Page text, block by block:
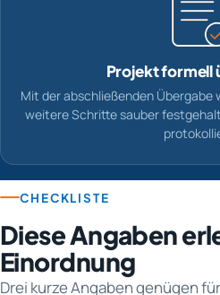
Projekt formell
Mit der abschließenden Übergabe
weitere Schritte sauber
CHECKLISTE
Diese Angaben
Einordnung
Drei kurze Angaben genügen